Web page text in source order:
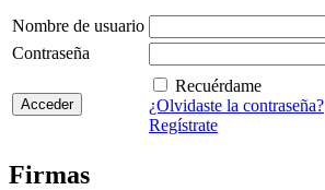
Nombre de usuario
Contraseña
Recuérdame
¿Olvidaste la contraseña?
Regístrate
Firmas